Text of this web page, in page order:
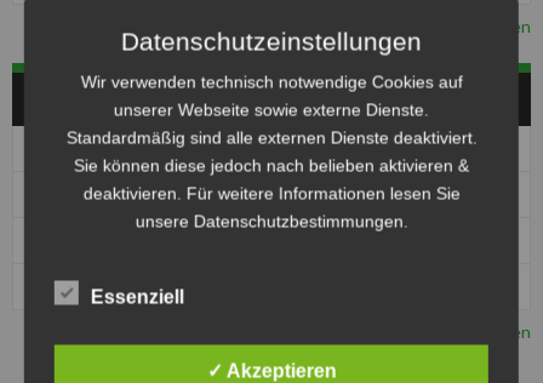
Vollständige Tabelle ansehen
Club
1. MSC Seelze e.V. im ADAC- Jugend
MSC Kobra Malchin – Jugend
Vollständige Tabelle ansehen
Datenschutzeinstellungen
Wir verwenden technisch notwendige Cookies auf
unserer Webseite sowie externe Dienste.
Standardmäßig sind alle externen Dienste deaktiviert.
Sie können diese jedoch nach belieben aktivieren &
deaktivieren. Für weitere Informationen lesen Sie
unsere Datenschutzbestimmungen.
Essenziell
✓ Akzeptieren